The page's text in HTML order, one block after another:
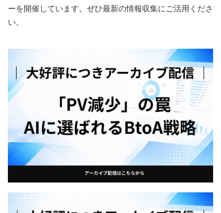
ーを開催しています。ぜひ最新の情報収集にご活用くださ
い。